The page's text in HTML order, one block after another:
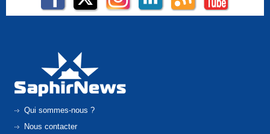
Qui sommes-nous ?
Nous contacter